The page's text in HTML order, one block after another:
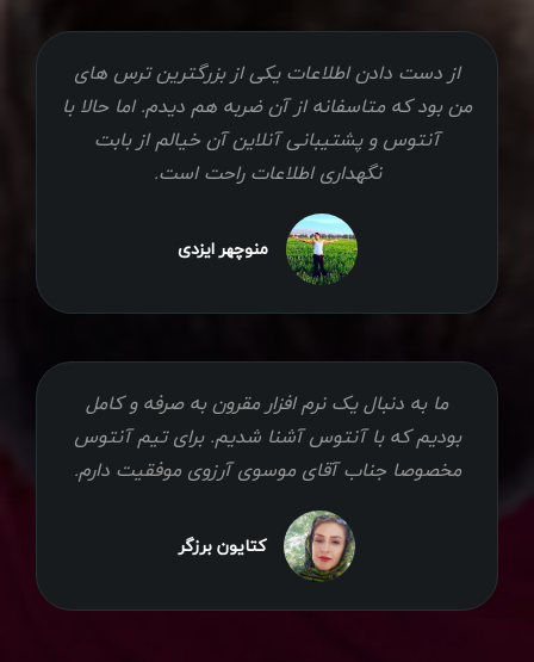
از دست دادن اطلاعات یکی از بزرگترین ترس های
من بود که متاسفانه از آن ضربه هم دیدم. اما حالا با
آنتوس و پشتیبانی آنلاین آن خیالم از بابت
نگهداری اطلاعات راحت است.
منوچهر ایزدی
ما به دنبال یک نرم افزار مقرون به صرفه و کامل
بودیم که با آنتوس آشنا شدیم. برای تیم آنتوس
مخصوصا جناب آقای موسوی آرزوی موفقیت دارم.
کتایون برزگر